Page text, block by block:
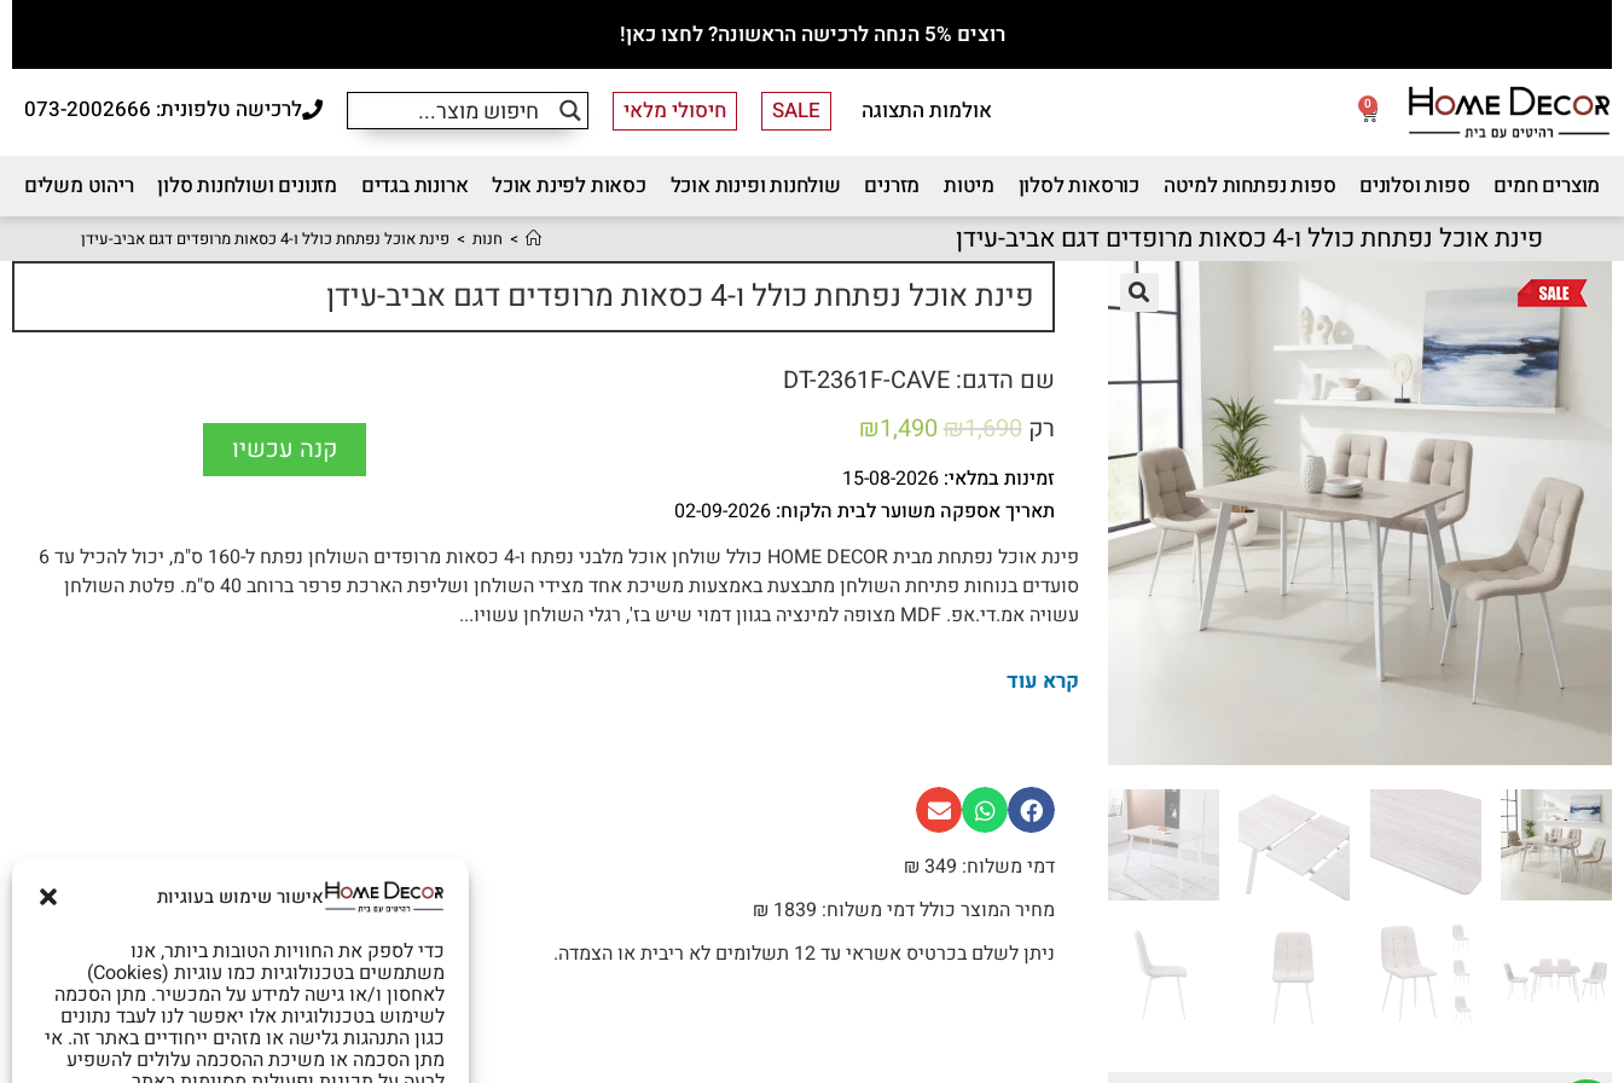
אישור שימוש בעוגיות
כדי לספק את החוויות הטובות ביותר, אנו
משתמשים בטכנולוגיות כמו עוגיות (Cookies)
לאחסון ו/או גישה למידע על המכשיר. מתן הסכמה
לשימוש בטכנולוגיות אלו יאפשר לנו לעבד נתונים
כגון התנהגות גלישה או מזהים ייחודיים באתר זה. אי
מתן הסכמה או משיכת ההסכמה עלולים להשפיע
רוצים 5% הנחה לרכישה הראשונה? לחצו כאן!
0 אולמות התצוגה SALE חיסולי מלאי לרכישה טלפונית: 073-2002666
מוצרים חמים ספות וסלונים ספות נפתחות למיטה כורסאות לסלון מיטות מזרנים שולחנות ופינות אוכל כסאות לפינת אוכל ארונות בגדים מזנונים ושולחנות סלון ריהוט משלים
פינת אוכל נפתחת כולל ו-4 כסאות מרופדים דגם אביב-עידן > חנות > פינת אוכל נפתחת כולל ו-4 כסאות מרופדים דגם אביב-עידן
פינת אוכל נפתחת כולל ו-4 כסאות מרופדים דגם אביב-עידן
שם הדגם: DT-2361F-CAVE
רק
₪1,690
₪1,490
זמינות במלאי:15-08-2026
תאריך אספקה משוער לבית הלקוח:02-09-2026
קנה עכשיו
פינת אוכל נפתחת מבית HOME DECOR כולל שולחן אוכל מלבני נפתח ו-4 כסאות מרופדים השולחן נפתח ל-160 ס"מ, יכול להכיל עד 6
סועדים בנוחות פתיחת השולחן מתבצעת באמצעות משיכת אחד מצידי השולחן ושליפת הארכת פרפר ברוחב 40 ס"מ. פלטת השולחן
עשויה אמ.די.אפ. MDF מצופה למינציה בגוון דמוי שיש בז', רגלי השולחן עשויו...
קרא עוד
דמי משלוח: 349 ₪
מחיר המוצר כולל דמי משלוח: 1839 ₪
ניתן לשלם בכרטיס אשראי עד 12 תשלומים לא ריבית או הצמדה.